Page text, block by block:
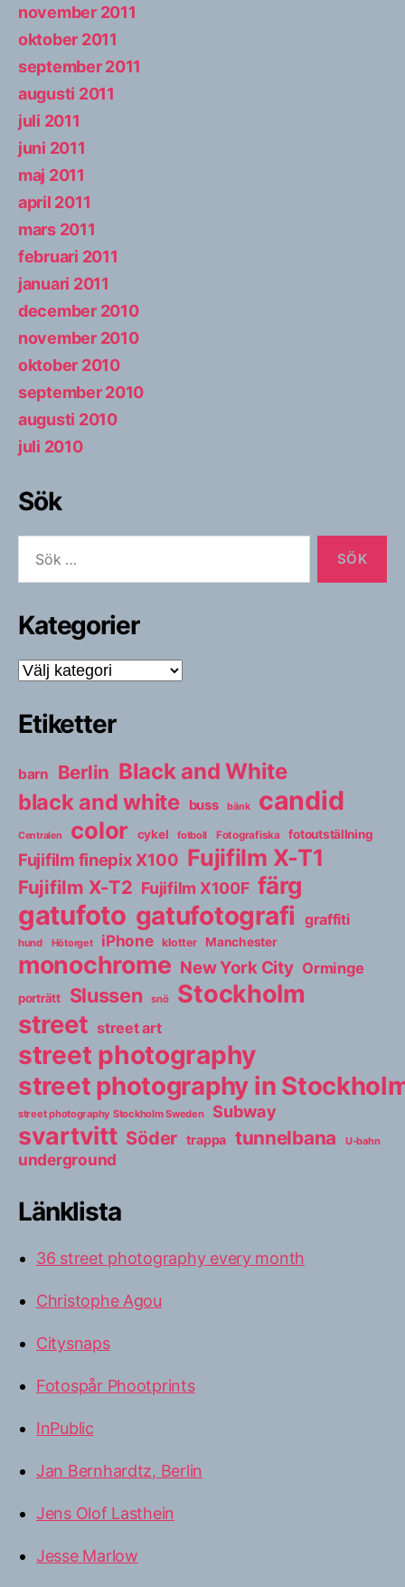
november 2011
oktober 2011
september 2011
augusti 2011
juli 2011
juni 2011
maj 2011
april 2011
mars 2011
februari 2011
januari 2011
december 2010
november 2010
oktober 2010
september 2010
augusti 2010
juli 2010
Sök
efter:
Kategorier
Kategorier
Etiketter
barn Berlin Black and White
black and white
buss bänk candid
Centralen color cykel fotboll Fotografiska fotoutställning
Fujifilm finepix X100 Fujifilm X-T1
Fujifilm X-T2 Fujifilm X100F färg
gatufoto gatufotografi graffiti
hund Hötorget iPhone klotter Manchester
monochrome New York City Orminge
porträtt Slussen snö Stockholm
street street art
street photography
street photography in
street photography Stockholm Sweden Subway
svartvitt Söder trappa tunnelbana U-bahn
underground
Länklista
36 street photography every month
Christophe Agou
Citysnaps
Fotospår Phootprints
InPublic
Jan Bernhardtz, Berlin
Jens Olof Lasthein
Jesse Marlow